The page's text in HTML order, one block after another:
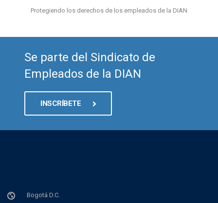
Protegiendo los derechos de los empleados de la DIAN
Se parte del Sindicato de
Empleados de la DIAN
INSCRÍBETE
Bogotá D.C.